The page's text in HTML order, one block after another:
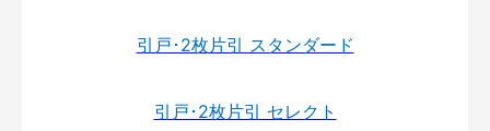
引戸･2枚片引 スタンダード
引戸･2枚片引 セレクト